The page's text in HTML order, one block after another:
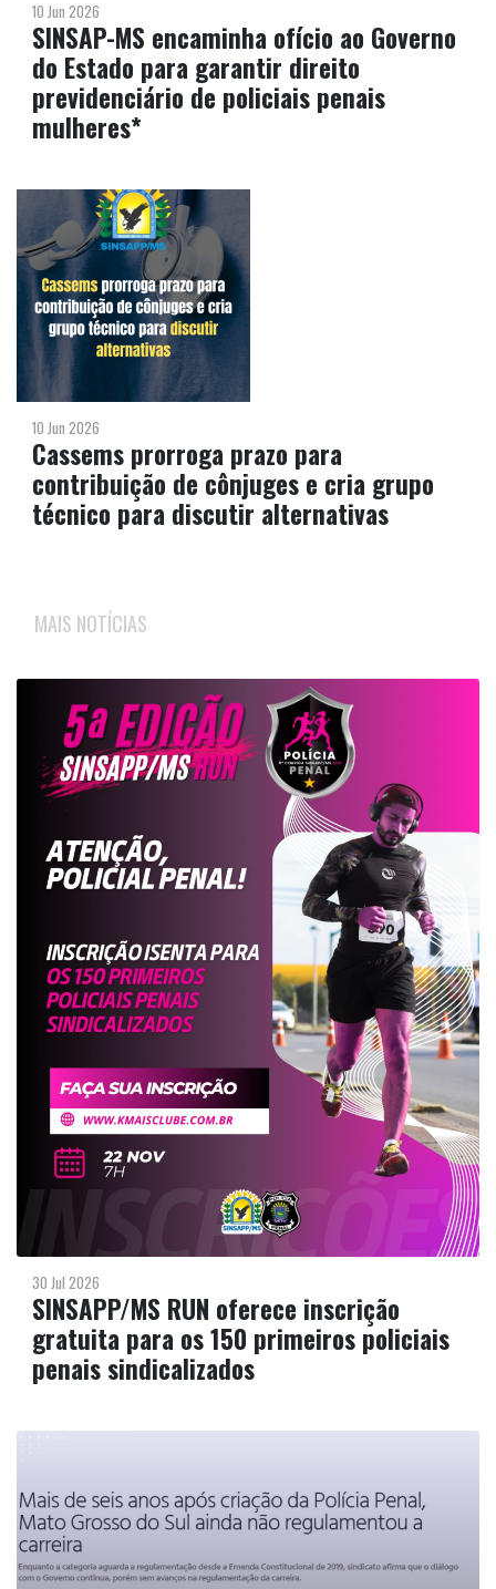
10 Jun 2026
SINSAP-MS encaminha ofício ao Governo
do Estado para garantir direito
previdenciário de policiais penais
mulheres*
10 Jun 2026
Cassems prorroga prazo para
contribuição de cônjuges e cria grupo
técnico para discutir alternativas
MAIS NOTÍCIAS
30 Jul 2026
SINSAPP/MS RUN oferece inscrição
gratuita para os 150 primeiros policiais
penais sindicalizados